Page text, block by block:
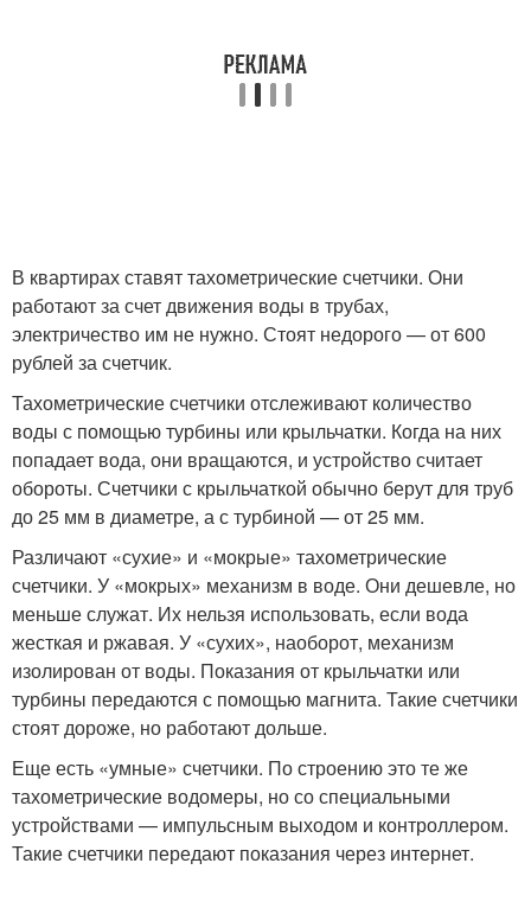
В квартирах ставят тахометрические счетчики. Они
работают за счет движения воды в трубах,
электричество им не нужно. Стоят недорого — от 600
рублей за счетчик.
Тахометрические счетчики отслеживают количество
воды с помощью турбины или крыльчатки. Когда на них
попадает вода, они вращаются, и устройство считает
обороты. Счетчики с крыльчаткой обычно берут для труб
до 25 мм в диаметре, а с турбиной — от 25 мм.
Различают «сухие» и «мокрые» тахометрические
счетчики. У «мокрых» механизм в воде. Они дешевле, но
меньше служат. Их нельзя использовать, если вода
жесткая и ржавая. У «сухих», наоборот, механизм
изолирован от воды. Показания от крыльчатки или
турбины передаются с помощью магнита. Такие счетчики
стоят дороже, но работают дольше.
Еще есть «умные» счетчики. По строению это те же
тахометрические водомеры, но со специальными
устройствами — импульсным выходом и контроллером.
Такие счетчики передают показания через интернет.